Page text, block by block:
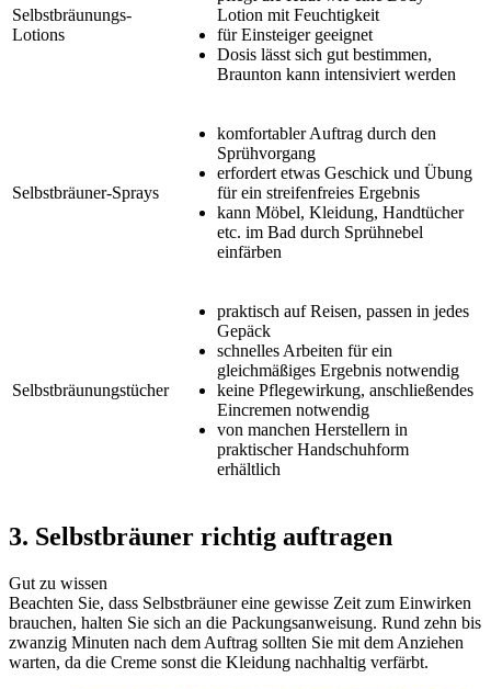
Selbstbräunungs-
Lotions
Lotion mit Feuchtigkeit
für Einsteiger geeignet
Dosis lässt sich gut bestimmen,
Braunton kann intensiviert werden
Selbstbräuner-Sprays
komfortabler Auftrag durch den
Sprühvorgang
erfordert etwas Geschick und Übung
für ein streifenfreies Ergebnis
kann Möbel, Kleidung, Handtücher
etc. im Bad durch Sprühnebel
einfärben
Selbstbräunungstücher
praktisch auf Reisen, passen in jedes
Gepäck
schnelles Arbeiten für ein
gleichmäßiges Ergebnis notwendig
keine Pflegewirkung, anschließendes
Eincremen notwendig
von manchen Herstellern in
praktischer Handschuhform
erhältlich
3. Selbstbräuner richtig auftragen
Gut zu wissen
Beachten Sie, dass Selbstbräuner eine gewisse Zeit zum Einwirken
brauchen, halten Sie sich an die Packungsanweisung. Rund zehn bis
zwanzig Minuten nach dem Auftrag sollten Sie mit dem Anziehen
warten, da die Creme sonst die Kleidung nachhaltig verfärbt.